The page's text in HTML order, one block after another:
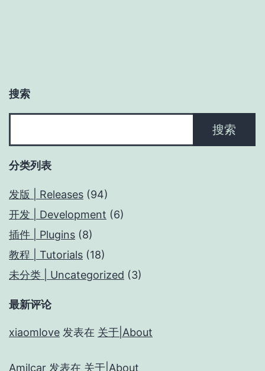
搜索
搜索
分类列表
发版 | Releases (94)
开发 | Development (6)
插件 | Plugins (8)
教程 | Tutorials (18)
未分类 | Uncategorized (3)
最新评论
xiaomlove 发表在 关于|About
Amilcar 发表在 关于|About